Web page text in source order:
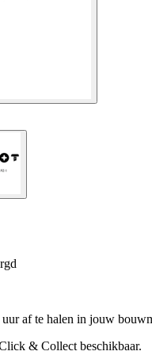
uur af te halen in jouw
& Collect beschikbaar.